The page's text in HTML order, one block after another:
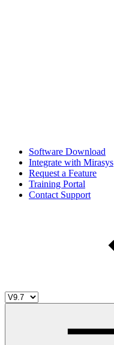
Software Download
Integrate with Mirasys
Request a Feature
Training Portal
Contact Support